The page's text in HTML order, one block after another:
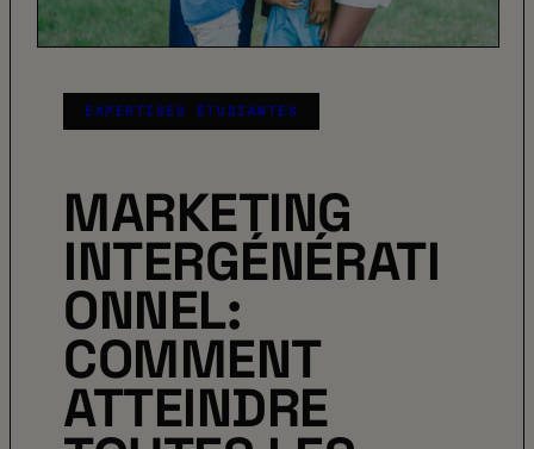
EXPERTISES ÉTUDIANTES
MARKETING
INTERGÉNÉRATI
ONNEL:
COMMENT
ATTEINDRE